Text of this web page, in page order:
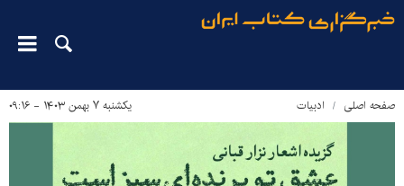
صفحه اصلی ادبیات یکشنبه ۷ بهمن ۱۴۰۳ - ۰۹:۱۶